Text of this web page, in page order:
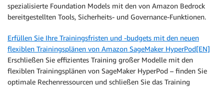
spezialisierte Foundation Models mit den von Amazon Bedrock
bereitgestellten Tools, Sicherheits- und Governance-Funktionen.
Erfüllen Sie Ihre Trainingsfristen und -budgets mit den neuen
flexiblen Trainingsplänen von Amazon SageMaker HyperPod[EN]
Erschließen Sie effizientes Training großer Modelle mit den
flexiblen Trainingsplänen von SageMaker HyperPod – finden Sie
optimale Rechenressourcen und schließen Sie das Training